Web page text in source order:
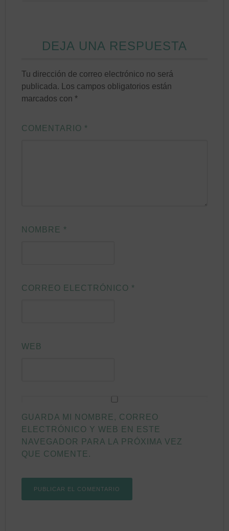
DEJA UNA RESPUESTA
Tu dirección de correo electrónico no será
publicada.
Los campos obligatorios están
marcados con*
COMENTARIO *
NOMBRE *
CORREO ELECTRÓNICO *
WEB
GUARDA MI NOMBRE, CORREO
ELECTRÓNICO Y WEB EN ESTE
NAVEGADOR PARA LA PRÓXIMA VEZ
QUE COMENTE.